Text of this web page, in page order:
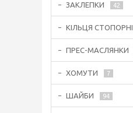
ЗАКЛЕПКИ 42
КІЛЬЦЯ СТОПОРНІ
ПРЕС-МАСЛЯНКИ
ХОМУТИ 7
ШАЙБИ 94